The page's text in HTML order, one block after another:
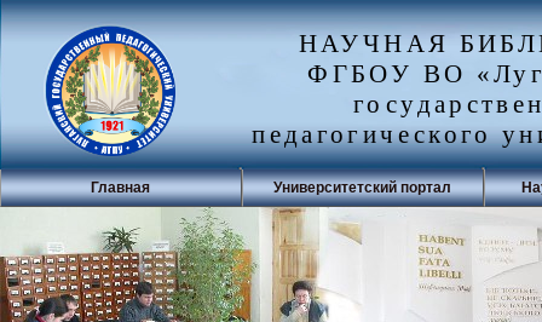
НАУЧНАЯ
ФГБОУ ВО
педагогического
Главная Университетский портал